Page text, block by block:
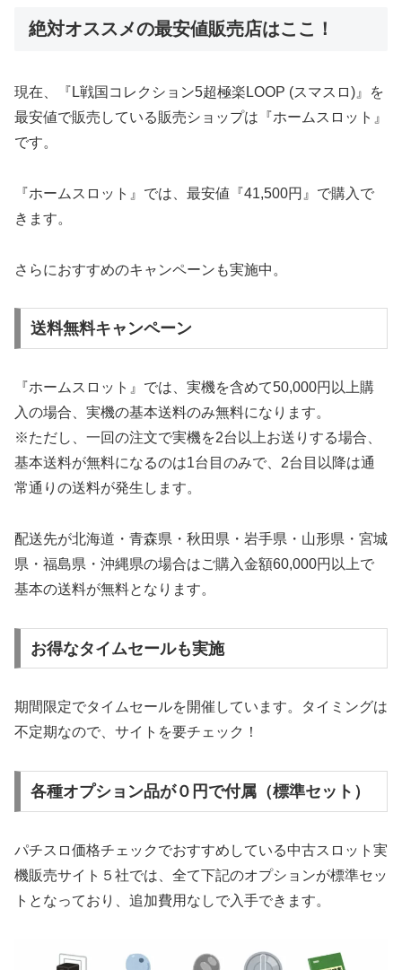
絶対オススメの最安値販売店はここ！
現在、『L戦国コレクション5超極楽LOOP (スマスロ)』を
最安値で販売している販売ショップは『ホームスロット』
です。
『ホームスロット』では、最安値『41,500円』で購入で
きます。
さらにおすすめのキャンペーンも実施中。
送料無料キャンペーン
『ホームスロット』では、実機を含めて50,000円以上購
入の場合、実機の基本送料のみ無料になります。
※ただし、一回の注文で実機を2台以上お送りする場合、
基本送料が無料になるのは1台目のみで、2台目以降は通
常通りの送料が発生します。
配送先が北海道・青森県・秋田県・岩手県・山形県・宮城
県・福島県・沖縄県の場合はご購入金額60,000円以上で
基本の送料が無料となります。
お得なタイムセールも実施
期間限定でタイムセールを開催しています。タイミングは
不定期なので、サイトを要チェック！
各種オプション品が０円で付属（標準セット）
パチスロ価格チェックでおすすめしている中古スロット実
機販売サイト５社では、全て下記のオプションが標準セッ
トとなっており、追加費用なしで入手できます。